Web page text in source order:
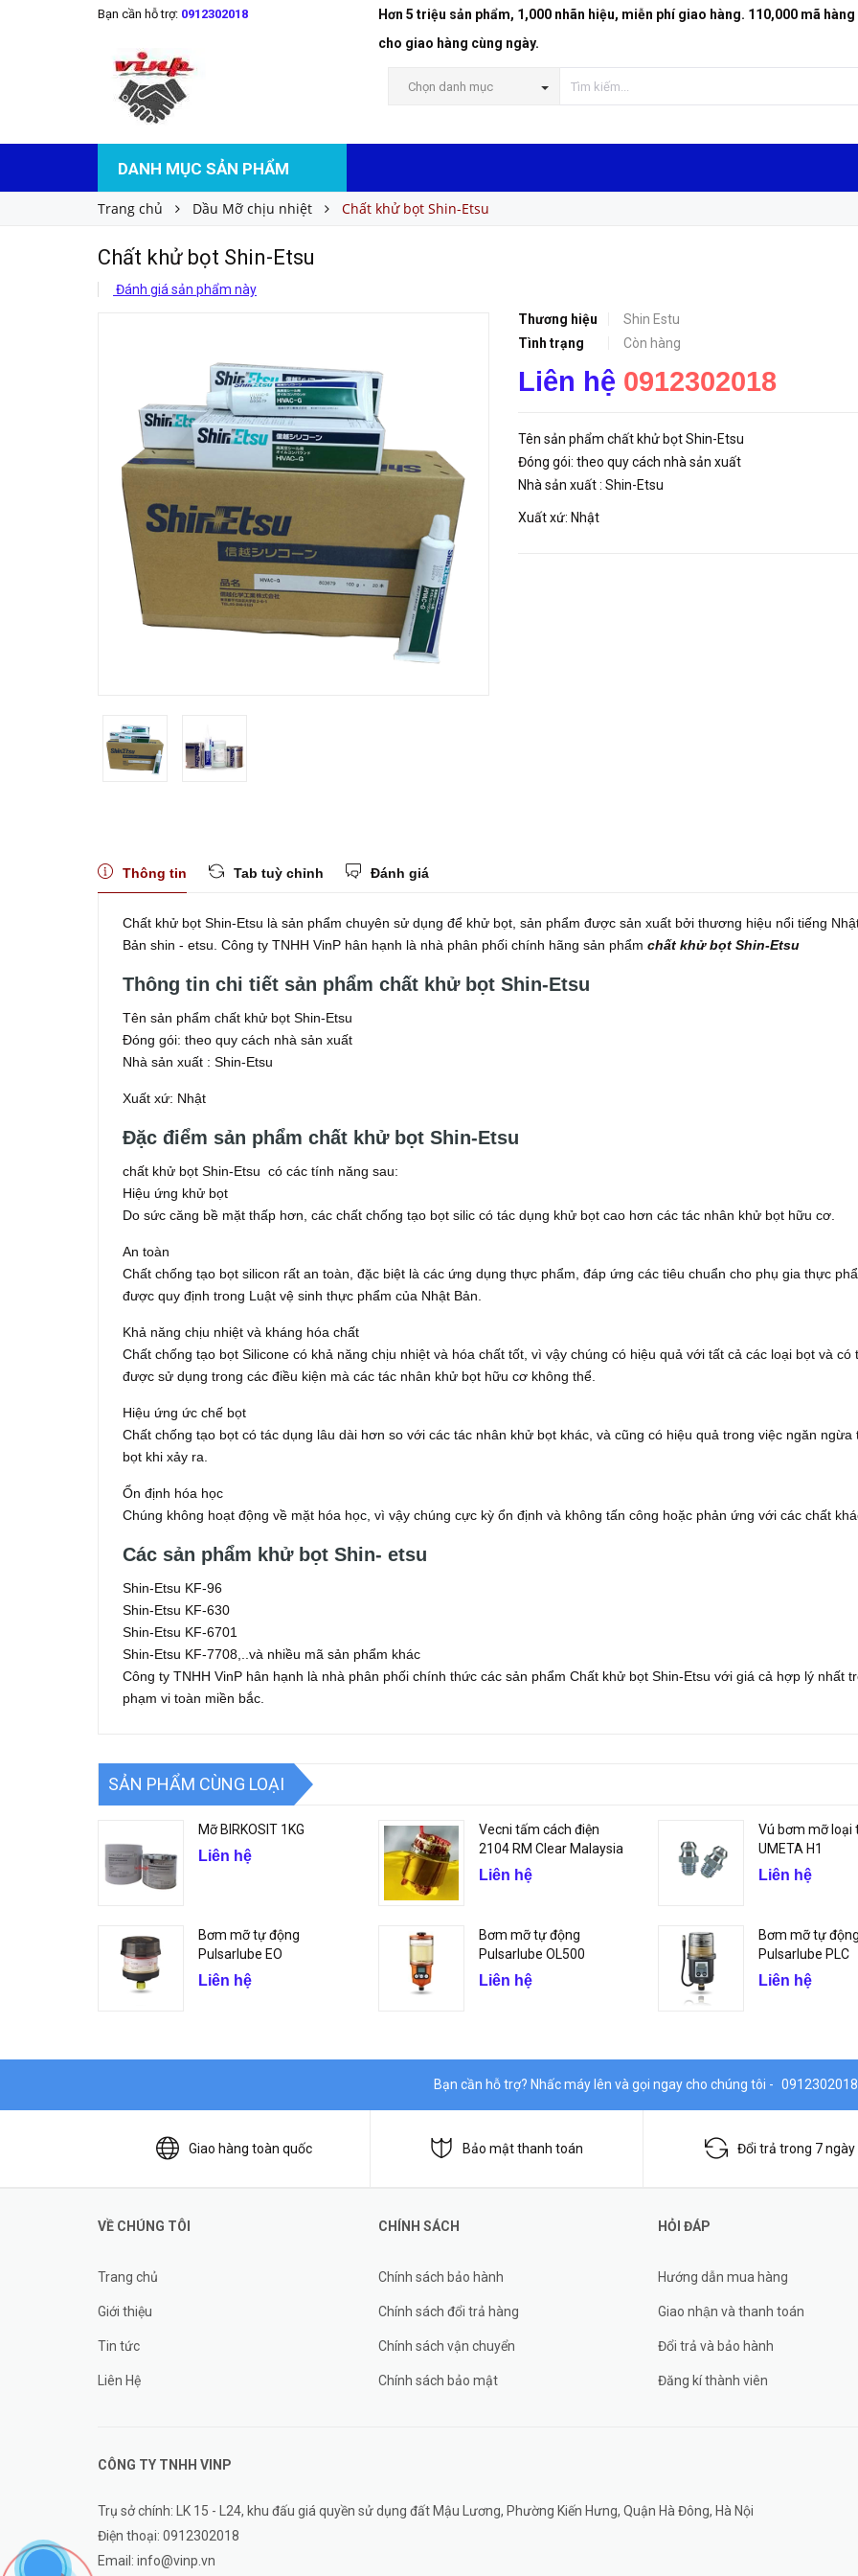
Bạn cần hỗ trợ: 0912302018
Hơn 5 triệu sản phẩm, 1,000 nhãn hiệu, miễn phí giao hàng. 110,000 mã
cho giao hàng cùng ngày.
Chọn danh mục
DANH MỤC SẢN PHẨM
Trang chủ Dầu Mỡ chịu nhiệt Chất khử bọt Shin-Etsu
Chất khử bọt Shin-Etsu
Đánh giá sản phẩm này
Thương hiệu
Shin Estu
Tình trạng
Còn hàng
Liên hệ 0912302018
Tên sản phẩm chất khử bọt Shin-Etsu
Đóng gói: theo quy cách nhà sản xuất
Nhà sản xuất : Shin-Etsu
Xuất xứ: Nhật
Chất khử bọt Shin-Etsu
Thông tin Tab tuỳ chỉnh Đánh giá
Chất khử bọt Shin-Etsu là sản phẩm chuyên sử dụng để khử bọt, sản phẩm được sản xuất bởi thương hiệu nổi tiếng
Bản shin - etsu. Công ty TNHH VinP hân hạnh là nhà phân phối chính hãng sản phẩm chất khử bọt Shin-Etsu
Thông tin chi tiết sản phẩm chất khử bọt Shin-Etsu
Tên sản phẩm chất khử bọt Shin-Etsu
Đóng gói: theo quy cách nhà sản xuất
Nhà sản xuất : Shin-Etsu
Xuất xứ: Nhật
Đặc điểm sản phẩm chất khử bọt Shin-Etsu
chất khử bọt Shin-Etsu có các tính năng sau:
Hiệu ứng khử bọt
Do sức căng bề mặt thấp hơn, các chất chống tạo bọt silic có tác dụng khử bọt cao hơn các tác nhân khử bọt hữu cơ.
An toàn
Chất chống tạo bọt silicon rất an toàn, đặc biệt là các ứng dụng thực phẩm, đáp ứng các tiêu chuẩn cho phụ gia thực
được quy định trong Luật vệ sinh thực phẩm của Nhật Bản.
Khả năng chịu nhiệt và kháng hóa chất
Chất chống tạo bọt Silicone có khả năng chịu nhiệt và hóa chất tốt, vì vậy chúng có hiệu quả với tất cả các loại bọt và có
được sử dụng trong các điều kiện mà các tác nhân khử bọt hữu cơ không thể.
Hiệu ứng ức chế bọt
Chất chống tạo bọt có tác dụng lâu dài hơn so với các tác nhân khử bọt khác, và cũng có hiệu quả trong việc ngăn ngừa
bọt khi xảy ra.
Ổn định hóa học
Chúng không hoạt động về mặt hóa học, vì vậy chúng cực kỳ ổn định và không tấn công hoặc phản ứng với các chất
Các sản phẩm khử bọt Shin- etsu
Shin-Etsu KF-96
Shin-Etsu KF-630
Shin-Etsu KF-6701
Shin-Etsu KF-7708,..và nhiều mã sản phẩm khác
Công ty TNHH VinP hân hạnh là nhà phân phối chính thức các sản phẩm Chất khử bọt Shin-Etsu với giá cả hợp lý nhất
phạm vi toàn miền bắc.
SẢN PHẨM CÙNG LOẠI
Mỡ BIRKOSIT 1KG
Liên hệ
Vecni tấm cách điện
2104 RM Clear Malaysia
Liên hệ
Vú bơm mỡ loại
UMETA H1
Liên hệ
Bơm mỡ tự động
Pulsarlube EO
Liên hệ
Bơm mỡ tự động
Pulsarlube OL500
Liên hệ
Bơm mỡ tự
Pulsarlube PLC
Liên hệ
Bạn cần hỗ trợ? Nhấc máy lên và gọi ngay cho chúng tôi - 0912302018
Giao hàng toàn quốc Bảo mật thanh toán Đổi trả trong 7 ngày
VỀ CHÚNG TÔI
Trang chủ
Giới thiệu
Tin tức
Liên Hệ
CHÍNH SÁCH
Chính sách bảo hành
Chính sách đổi trả hàng
Chính sách vận chuyển
Chính sách bảo mật
HỎI ĐÁP
Hướng dẫn mua hàng
Giao nhận và thanh toán
Đổi trả và bảo hành
Đăng kí thành viên
CÔNG TY TNHH VINP
Trụ sở chính: LK 15 - L24, khu đấu giá quyền sử dụng đất Mậu Lương, Phường Kiến Hưng, Quận Hà Đông, Hà Nội
Điện thoại: 0912302018
Email: info@vinp.vn